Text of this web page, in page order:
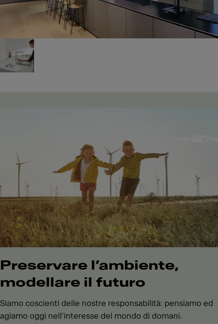
Preservare l’ambiente,
modellare il futuro
Siamo coscienti delle nostre responsabilità: pensiamo ed
agiamo oggi nell’interesse del mondo di domani.